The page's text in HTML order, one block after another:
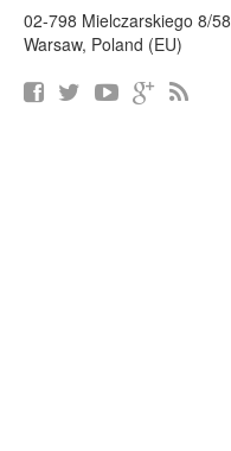
02-798 Mielczarskiego 8/58
Warsaw, Poland (EU)